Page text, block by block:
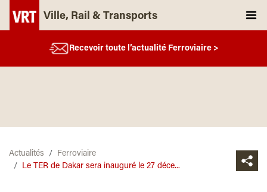
Ville, Rail & Transports
Recevoir toute l’actualité Ferroviaire >
Actualités
Ferroviaire
Le TER de Dakar sera inauguré le 27 déce...